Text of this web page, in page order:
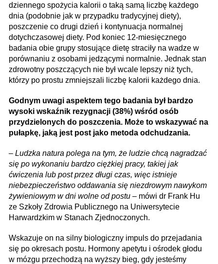
dziennego spożycia kalorii o taką samą liczbę każdego
dnia (podobnie jak w przypadku tradycyjnej diety),
poszczenie co drugi dzień i kontynuacja normalnej
dotychczasowej diety. Pod koniec 12-miesięcznego
badania obie grupy stosujące dietę straciły na wadze w
porównaniu z osobami jedzącymi normalnie. Jednak stan
zdrowotny poszczących nie był wcale lepszy niż tych,
którzy po prostu zmniejszali liczbę kalorii każdego dnia.
Godnym uwagi aspektem tego badania był bardzo
wysoki wskaźnik rezygnacji (38%) wśród osób
przydzielonych do poszczenia. Może to wskazywać na
pułapkę, jaką jest post jako metoda odchudzania.
– Ludzka natura polega na tym, że ludzie chcą nagradzać
się po wykonaniu bardzo ciężkiej pracy, takiej jak
ćwiczenia lub post przez długi czas, więc istnieje
niebezpieczeństwo oddawania się niezdrowym nawykom
żywieniowym w dni wolne od postu – mówi dr Frank Hu
ze Szkoły Zdrowia Publicznego na Uniwersytecie
Harwardzkim w Stanach Zjedno­czonych.
Wskazuje on na silny biologiczny impuls do przejadania
się po okresach postu. Hormony apetytu i ośrodek głodu
w mózgu przechodzą na wyższy bieg, gdy jesteśmy